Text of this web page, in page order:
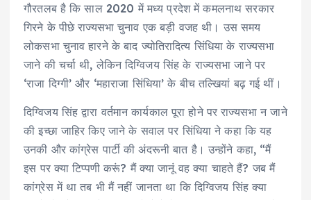
गौरतलब है कि साल 2020 में मध्य प्रदेश में कमलनाथ सरकार
गिरने के पीछे राज्यसभा चुनाव एक बड़ी वजह थी। उस समय
लोकसभा चुनाव हारने के बाद ज्योतिरादित्य सिंधिया के राज्यसभा
जाने की चर्चा थी, लेकिन दिग्विजय सिंह के राज्यसभा जाने पर
‘राजा दिग्गी’ और ‘महाराजा सिंधिया’ के बीच तल्खियां बढ़ गई थीं।
दिग्विजय सिंह द्वारा वर्तमान कार्यकाल पूरा होने पर राज्यसभा न जाने
की इच्छा जाहिर किए जाने के सवाल पर सिंधिया ने कहा कि यह
उनकी और कांग्रेस पार्टी की अंदरूनी बात है। उन्होंने कहा, “मैं
इस पर क्या टिप्पणी करूं? मैं क्या जानूं वह क्या चाहते हैं? जब मैं
कांग्रेस में था तब भी मैं नहीं जानता था कि दिग्विजय सिंह क्या